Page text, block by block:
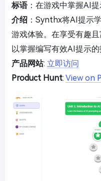
标语：在游戏中掌握AI
介绍 ：Synthx将AI提示
游戏体验。在享受有趣
以掌握编写有效AI提示的
产品网站: 立即访问
Product Hunt: View on